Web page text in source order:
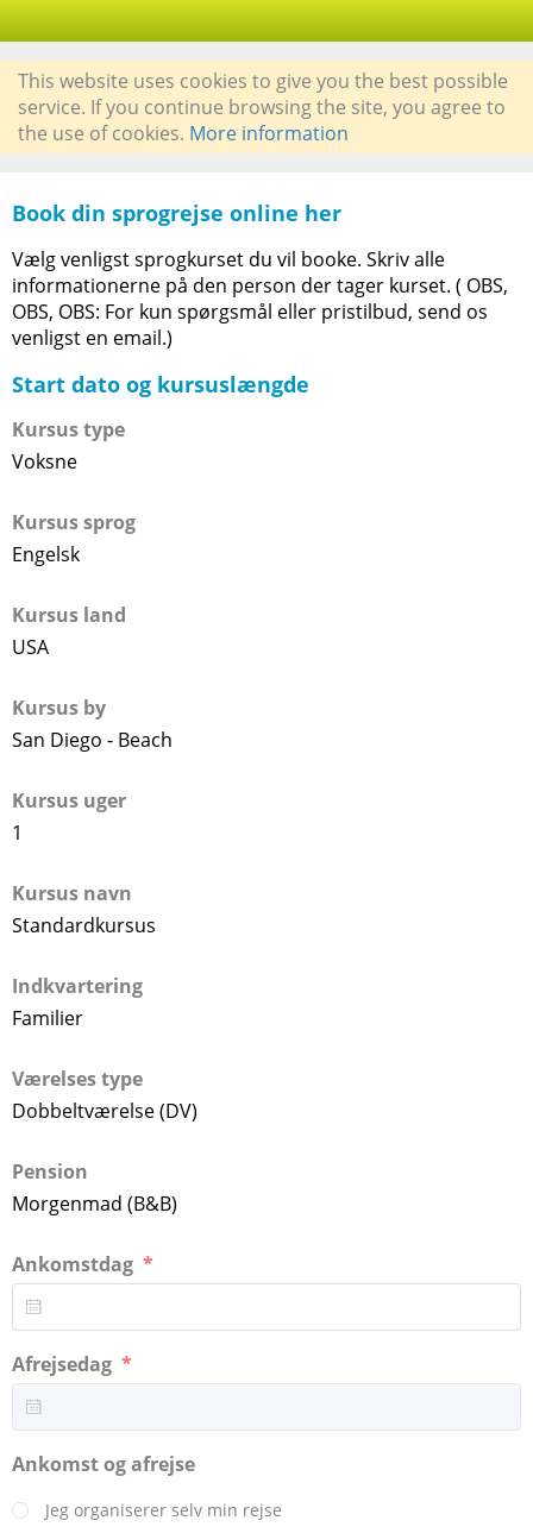
This website uses cookies to give you the best possible
service. If you continue browsing the site, you agree to
the use of cookies. More information
Book din sprogrejse online her
Vælg venligst sprogkurset du vil booke. Skriv alle
informationerne på den person der tager kurset. ( OBS,
OBS, OBS: For kun spørgsmål eller pristilbud, send os
venligst en email.)
Start dato og kursuslængde
Kursus type
Voksne
Kursus sprog
Engelsk
Kursus land
USA
Kursus by
San Diego - Beach
Kursus uger
1
Kursus navn
Standardkursus
Indkvartering
Familier
Værelses type
Dobbeltværelse (DV)
Pension
Morgenmad (B&B)
Ankomstdag
Afrejsedag
Ankomst og afrejse
Jeg organiserer selv min rejse